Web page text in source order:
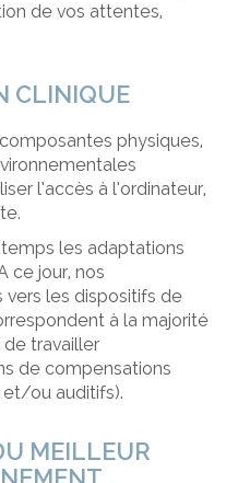
de vos attentes,
CLINIQUE
physiques,
l’accès à l’ordinateur,
les adaptations
ce jour, nos
les dispositifs de
à la majorité
de travailler
de compensations
et/ou auditifs).
MEILLEUR